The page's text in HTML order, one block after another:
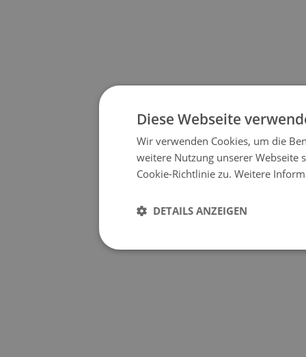
Diese Webseite
Wir verwenden Cookies, um die
weitere Nutzung unserer Webseite
Cookie-Richtlinie zu. Weitere
DETAILS ANZEIGEN